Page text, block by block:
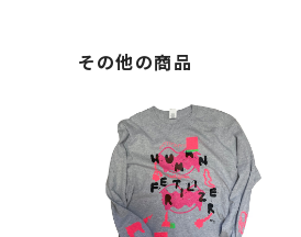
その他の商品